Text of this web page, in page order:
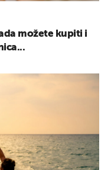
možete kupiti i